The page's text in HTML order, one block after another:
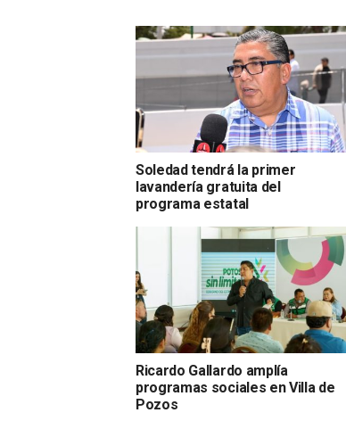
Soledad tendrá la primer
lavandería gratuita del
programa estatal
Ricardo Gallardo amplía
programas sociales en Villa de
Pozos